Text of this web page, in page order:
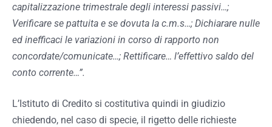
capitalizzazione trimestrale degli interessi passivi…;
Verificare se pattuita e se dovuta la c.m.s…; Dichiarare nulle
ed inefficaci le variazioni in corso di rapporto non
concordate/comunicate…; Rettificare… l’effettivo saldo del
conto corrente…”.
L’Istituto di Credito si costitutiva quindi in giudizio
chiedendo, nel caso di specie, il rigetto delle richieste